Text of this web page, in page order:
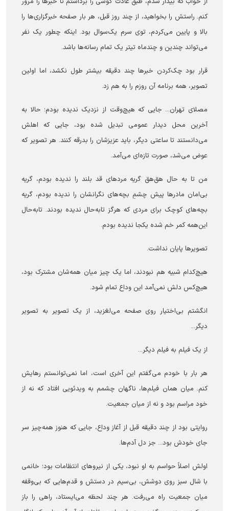
کنم. راستش را بخواهید، از چند روز قبل، هر بار صفحه خبرگزاری‌ها را
بالا و پایین می‌کردم، توی سرم یک‌سوال بود. اینکه چطور یک نفر
می‌تواند چندین و چندماه تیتر یک تمام رسانه‌ها باشد.
قرار بود چک‌کردن خبر‌ها چند دقیقه بیشتر طول نکشد، اما اولین
تصویر، همه برنامه آن روزم را به هم زد.
مصلای تهران... جایی که هیچ‌وقت از نزدیک ندیده بودم؛ حالا به
آخرین محل دیدار عمومی تبدیل شده بود، جایی که اهلش
می‌دانستند تا ساعتی دیگر، باید عزیزشان را بدرقه کنند. هر تصویر که
عوض می‌شد، صورت تازه‌ای می‌آمد.
من تا به حال هق‌هق گریه مرد‌های قد بلند را ندیده بودم، گریه
بی‌امان مادر‌ها پیش چشمِ بچه‌های نگرانشان را ندیده بودم، گریه
بچه‌های کوچک برای مردی که هرگز تابه‌حال ندیده بودند. تابه‌حال
این‌همه کمر خم شده یکجا ندیده بودم.
تصویر‌ها پایان نداشت.
هیچ‌کدام شبیه هم نبودند، اما یک چیز میان همه‌شان مشترک بود،
هیچ‌کس دلش نمی‌آمد این وداع تمام شود.
انگشتم بی‌اختیار روی صفحه می‌لغزید، از یک تصویر به تصویر
دیگر...
از یک فیلم به فیلم دیگر...
هر بار با خودم می‌گفتم این آخری است، اما نمی‌توانستم رهایش
کنم. میان همان فیلم‌ها، ناگهان چشمم به ویدئویی افتاد که نه از
خود مراسم بود و نه از میان جمعیت.
روایتی بود از چند دقیقه قبل از آغاز وداع، جایی که هنوز همه‌چیز سر
جای خودش بود... جز دل آدم‌ها.
اولش اصلاً حواسم به او نبود، یکی از نیرو‌های انتظامات بود؛ خانمی
با شال سبز روی دوشش، بی‌سیم در دستش و قدم‌هایی که بی‌وقفه
میان جمعیت راه می‌رفت. هر چند لحظه می‌ایستاد، راهی را باز